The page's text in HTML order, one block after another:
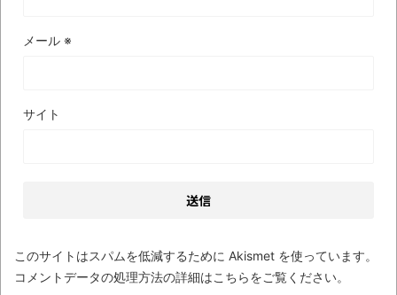
メール ※
サイト
このサイトはスパムを低減するために Akismet を使っています。
コメントデータの処理方法の詳細はこちらをご覧ください。